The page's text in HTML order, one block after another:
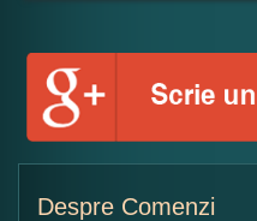
Formular pareri client
Numele
Despre Comenzi